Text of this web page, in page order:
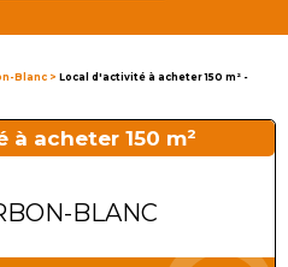
Blanc > Local d'activité à acheter 150 m² -
acheter 150 m²
BLANC